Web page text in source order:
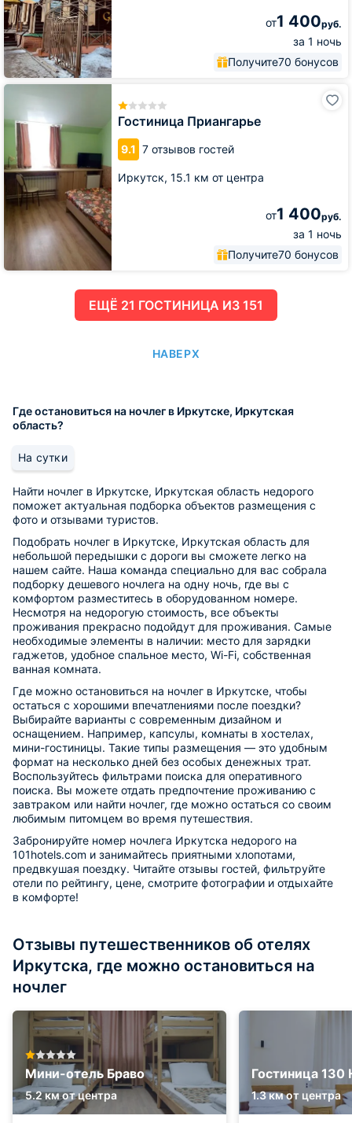
от1 400руб.
за 1 ночь
Получите70 бонусов
Гостиница Приангарье
9.1 7 отзывов гостей
Иркутск, 15.1 км от центра
от1 400руб.
за 1 ночь
Получите70 бонусов
Гостиница
ЕЩË 21 ГОСТИНИЦА ИЗ 151
НАВЕРХ
Где остановиться на ночлег в Иркутске, Иркутская
область?
На сутки
Найти ночлег в Иркутске, Иркутская область недорого
поможет актуальная подборка объектов размещения с
фото и отзывами туристов.
Подобрать ночлег в Иркутске, Иркутская область для
небольшой передышки с дороги вы сможете легко на
нашем сайте. Наша команда специально для вас собрала
подборку дешевого ночлега на одну ночь, где вы с
комфортом разместитесь в оборудованном номере.
Несмотря на недорогую стоимость, все объекты
проживания прекрасно подойдут для проживания. Самые
необходимые элементы в наличии: место для зарядки
гаджетов, удобное спальное место, Wi-Fi, собственная
ванная комната.
Где можно остановиться на ночлег в Иркутске, чтобы
остаться с хорошими впечатлениями после поездки?
Выбирайте варианты с современным дизайном и
оснащением. Например, капсулы, комнаты в хостелах,
мини-гостиницы. Такие типы размещения — это удобным
формат на несколько дней без особых денежных трат.
Воспользуйтесь фильтрами поиска для оперативного
поиска. Вы можете отдать предпочтение проживанию с
завтраком или найти ночлег, где можно остаться со своим
любимым питомцем во время путешествия.
Забронируйте номер ночлега Иркутска недорого на
101hotels.com и занимайтесь приятными хлопотами,
предвкушая поездку. Читайте отзывы гостей, фильтруйте
отели по рейтингу, цене, смотрите фотографии и отдыхайте
в комфорте!
Отзывы путешественников об отелях
Иркутска, где можно остановиться на
ночлег
Мини-отель Браво
5.2 км от центра
Гостиница 130
1.3 км от центра